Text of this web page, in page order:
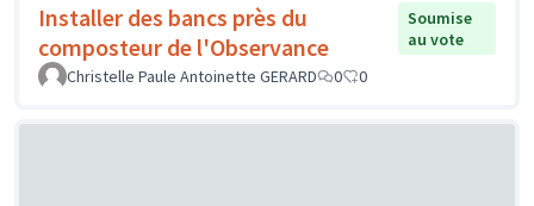
Installer des bancs près du
composteur de l'Observance
Soumise
au vote
Christelle Paule Antoinette GERARD
0 0